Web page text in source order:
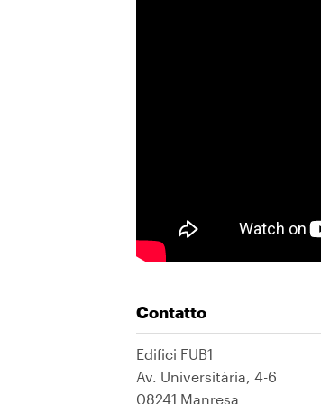
Contatto
Edifici FUB1
Av. Universitària, 4-6
08241 Manresa